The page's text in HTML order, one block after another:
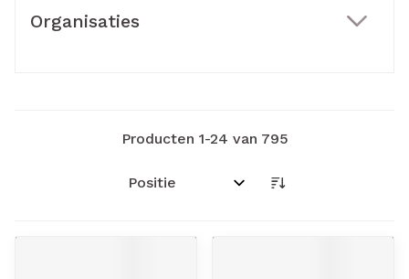
Organisaties
Producten 1-24 van 795
Sorteer op: